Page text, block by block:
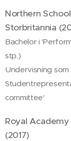
Northern
Storbritannia
Bachelor i
stp.)
Undervisning som
committee'
Royal
(2017)